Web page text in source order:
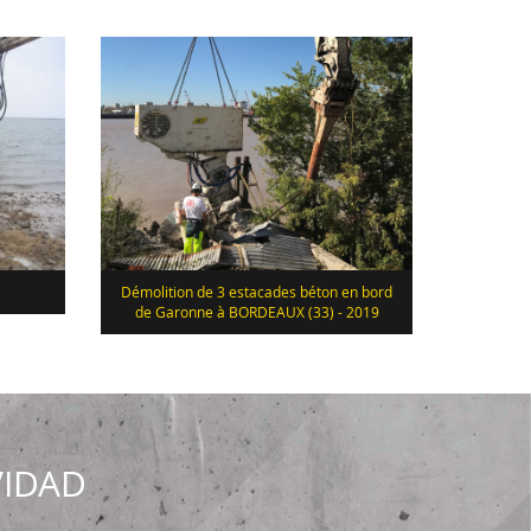
Démolition de 3 estacades béton en bord
de Garonne à BORDEAUX (33) - 2019